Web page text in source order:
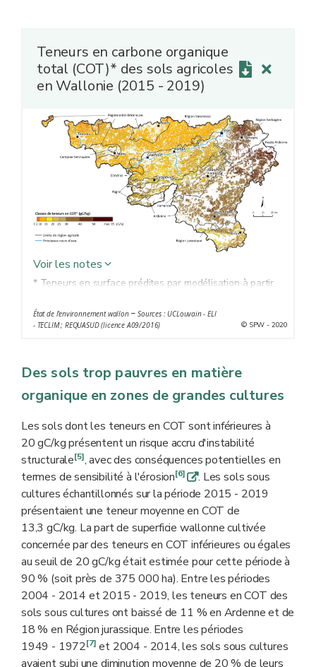
Teneurs en carbone organique
total (COT)* des sols agricoles
en Wallonie (2015 - 2019)
Voir les notes
* Teneurs en surface prédites par modélisation à partir
2019 (39 086 échantillons d'horizons de surface de sols
sous cultures et 8 277 échantillons d'horizons de
temporaires non incluses dans l'analyse) - Maille de 90
État de l'environnement wallon – Sources : UCLouvain - ELI
- TECLIM ; REQUASUD (licence A09/2016)
© SPW - 2020
Des sols trop pauvres en matière
organique en zones de grandes cultures
Les sols dont les teneurs en COT sont inférieures à
20 gC/kg présentent un risque accru d'instabilité
structurale[5], avec des conséquences potentielles en
termes de sensibilité à l'érosion[6] q. Les sols sous
cultures échantillonnés sur la période 2015 - 2019
présentaient une teneur moyenne en COT de
13,3 gC/kg. La part de superficie wallonne cultivée
concernée par des teneurs en COT inférieures ou égales
au seuil de 20 gC/kg était estimée pour cette période à
90 % (soit près de 375 000 ha). Entre les périodes
2004 - 2014 et 2015 - 2019, les teneurs en COT des
sols sous cultures ont baissé de 11 % en Ardenne et de
18 % en Région jurassique. Entre les périodes
1949 - 1972[7] et 2004 - 2014, les sols sous cultures
avaient subi une diminution moyenne de 20 % de leurs